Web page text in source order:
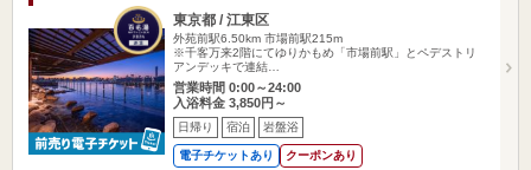
東京都 / 江東区
外苑前駅6.50km 市場前駅215m
※千客万来2階にてゆりかもめ「市場前駅」とペデストリ
アンデッキで連結…
営業時間 0:00～24:00
入浴料金 3,850円～
日帰り 宿泊 岩盤浴
電子チケットあり クーポンあり